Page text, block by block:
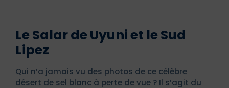
Le Salar de Uyuni et le Sud
Lipez
Qui n’a jamais vu des photos de ce célèbre
désert de sel blanc à perte de vue ? Il s’agit du